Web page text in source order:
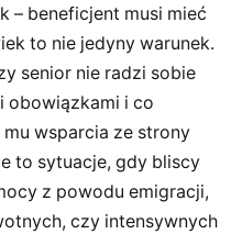
– beneficjent musi mieć
to nie jedyny warunek.
senior nie radzi sobie
obowiązkami i co
wsparcia ze strony
to sytuacje, gdy bliscy
z powodu emigracji,
czy intensywnych